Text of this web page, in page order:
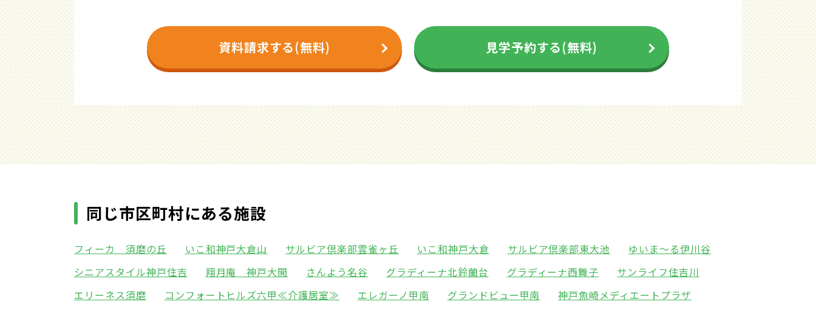
資料請求する(無料) 見学予約する(無料)
同じ市区町村にある施設
フィーカ 須磨の丘 いこ和神戸大倉山 サルビア倶楽部雲雀ヶ丘 いこ和神戸大倉 サルビア倶楽部東大池
ゆいま～る伊川谷
シニアスタイル神戸住吉
翔月庵 神戸大開 さんよう名谷 グラディーナ北鈴蘭台 グラディーナ西舞子
サンライフ住吉川
エリーネス須磨
コンフォートヒルズ六甲≪介護居室≫ エレガーノ甲南 グランドビュー甲南
神戸魚崎メディエートプラザ